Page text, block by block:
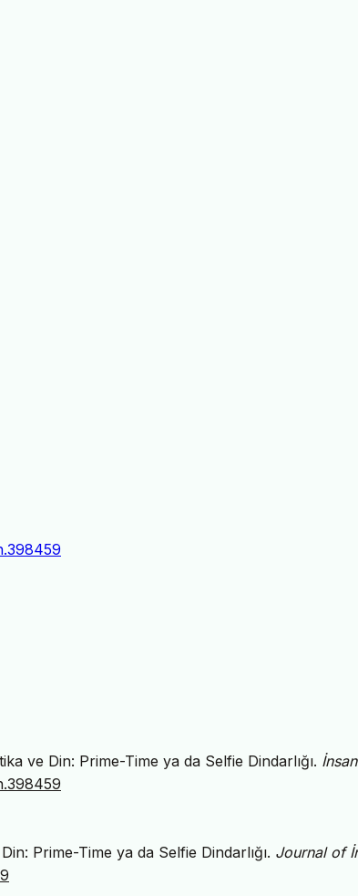
ve Din: Prime-Time ya da Selfie Dindarlığı.
Prime-Time ya da Selfie Dindarlığı. Journal of